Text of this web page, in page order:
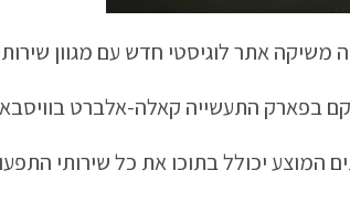
אתר לוגיסטי חדש עם מגוון שירותים
בפארק התעשייה קאלה-אלברט בוויסבאדן
המוצע יכולל בתוכו את כל שירותי